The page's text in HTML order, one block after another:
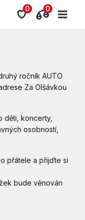
0 0
ročník AUTO
Za Olšávkou
děti, koncerty,
osobností,
přátele a přijďte si
bude věnován